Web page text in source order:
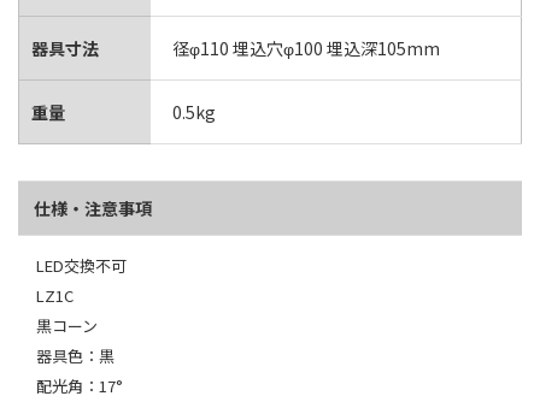
器具寸法 径φ110 埋込穴φ100 埋込深105mm
重量 0.5kg
仕様・注意事項
LED交換不可
LZ1C
黒コーン
器具色：黒
配光角：17°